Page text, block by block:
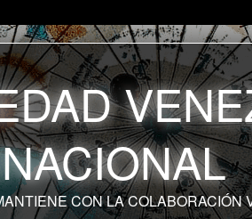
CON LA COLABORACIÓN